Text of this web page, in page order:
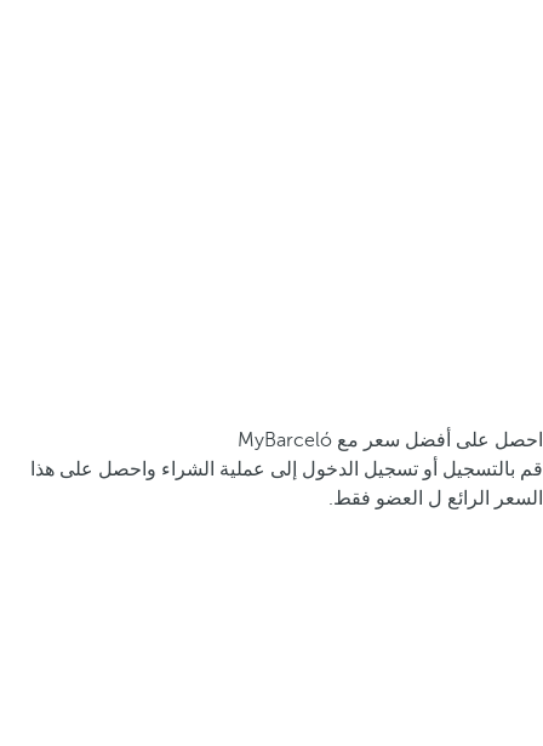
احصل على أفضل سعر مع MyBarceló
قم بالتسجيل أو تسجيل الدخول إلى عملية الشراء واحصل على هذا
السعر الرائع ل العضو فقط.